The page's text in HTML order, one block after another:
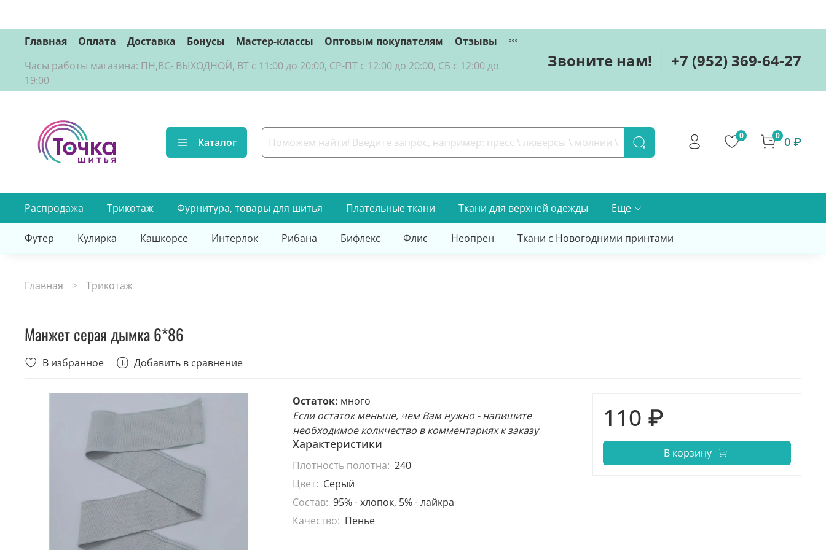
Главная Оплата Доставка Бонусы Мастер-классы Оптовым покупателям
Отзывы
Часы работы магазина: ПН,ВС- ВЫХОДНОЙ, ВТ с 11:00 до 20:00, СР-ПТ с 12:00 до 20:00, СБ с 12:00 до
19:00
Звоните нам! +7 (952) 369-64-27
Каталог
0 0 0 ₽
Распродажа Трикотаж Фурнитура, товары для шитья Плательные ткани Ткани для верхней одежды Еще
Футер Кулирка Кашкорсе Интерлок Рибана Бифлекс Флис Неопрен Ткани с Новогодними принтами
Главная Трикотаж
Манжет серая дымка 6*86
В избранное Добавить в сравнение
Остаток: много
Если остаток меньше, чем Вам нужно - напишите
необходимое количество в комментариях к заказу
Характеристики
Плотность полотна: 240
Цвет: Серый
Состав: 95% - хлопок, 5% - лайкра
Качество: Пенье
110 ₽
В корзину